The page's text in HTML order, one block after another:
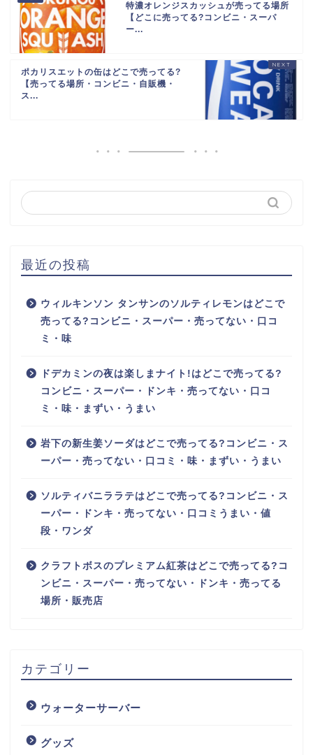
特濃オレンジスカッシュが売ってる場所
【どこに売ってる?コンビニ・スーパ
ー...
ポカリスエットの缶はどこで売ってる?
【売ってる場所・コンビニ・自販機・
ス...
最近の投稿
ウィルキンソン タンサンのソルティレモンはどこで
売ってる?コンビニ・スーパー・売ってない・口コ
ミ・味
ドデカミンの夜は楽しまナイト!はどこで売ってる?
コンビニ・スーパー・ドンキ・売ってない・口コ
ミ・味・まずい・うまい
岩下の新生姜ソーダはどこで売ってる?コンビニ・ス
ーパー・売ってない・口コミ・味・まずい・うまい
ソルティバニララテはどこで売ってる?コンビニ・ス
ーパー・ドンキ・売ってない・口コミうまい・値
段・ワンダ
クラフトボスのプレミアム紅茶はどこで売ってる?コ
ンビニ・スーパー・売ってない・ドンキ・売ってる
場所・販売店
カテゴリー
ウォーターサーバー
グッズ